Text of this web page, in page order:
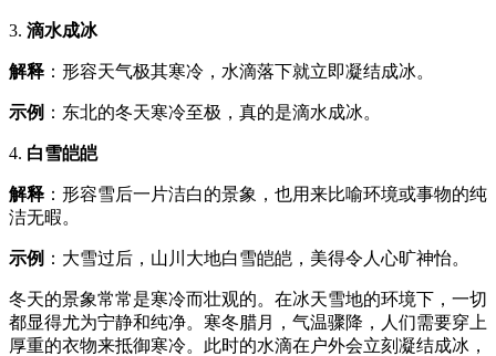
3. 滴水成冰
解释 ：形容天气极其寒冷，水滴落下就立即凝结成冰。
示例 ：东北的冬天寒冷至极，真的是滴水成冰。
4. 白雪皑皑
解释 ：形容雪后一片洁白的景象，也用来比喻环境或事物的纯
洁无暇。
示例 ：大雪过后，山川大地白雪皑皑，美得令人心旷神怡。
冬天的景象常常是寒冷而壮观的。在冰天雪地的环境下，一切
都显得尤为宁静和纯净。寒冬腊月，气温骤降，人们需要穿上
厚重的衣物来抵御寒冷。此时的水滴在户外会立刻凝结成冰，